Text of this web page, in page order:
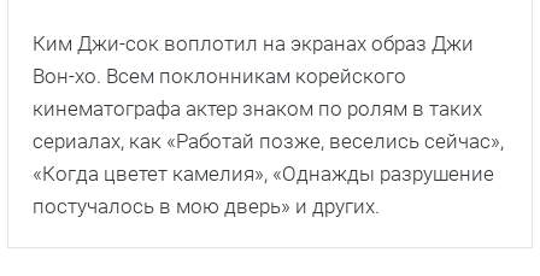
Ким Джи-сок воплотил на экранах образ Джи
Вон-хо. Всем поклонникам корейского
кинематографа актер знаком по ролям в таких
сериалах, как «Работай позже, веселись сейчас»,
«Когда цветет камелия», «Однажды разрушение
постучалось в мою дверь» и других.